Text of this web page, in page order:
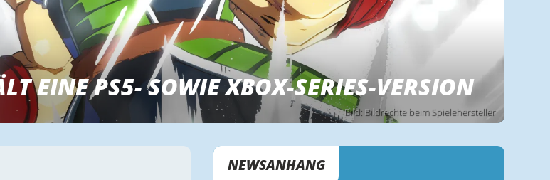
Bild: Bildrechte beim Spielehersteller
EINE PS5- SOWIE XBOX-SERIES-VERSION
NEWSANHANG